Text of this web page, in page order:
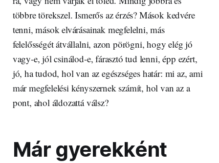
többre törekszel. Ismerős az érzés? Mások kedvére
tenni, mások elvárásainak megfelelni, más
felelősségét átvállalni, azon pörögni, hogy elég jó
vagy-e, jól csinálod-e, fárasztó tud lenni, épp ezért,
jó, ha tudod, hol van az egészséges határ: mi az, ami
már megfelelési kényszernek számít, hol van az a
pont, ahol áldozattá válsz?
Már gyerekként